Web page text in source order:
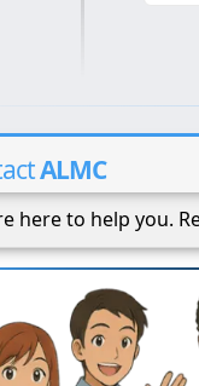
ALMC
here to help you.